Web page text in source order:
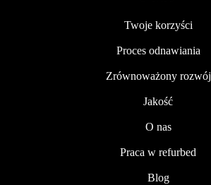
Twoje korzyści
Proces odnawiania
Zrównoważony rozwój
Jakość
O nas
Praca w refurbed
Blog